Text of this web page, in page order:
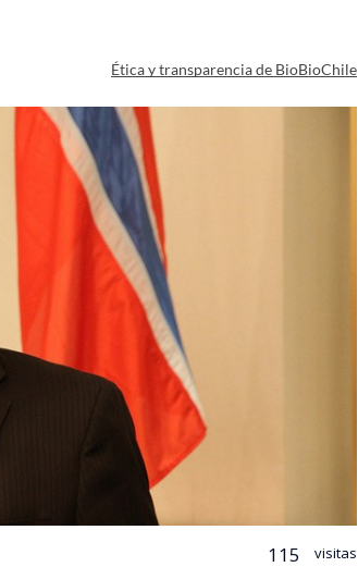
Ética y transparencia de BioBioChile
115 visitas